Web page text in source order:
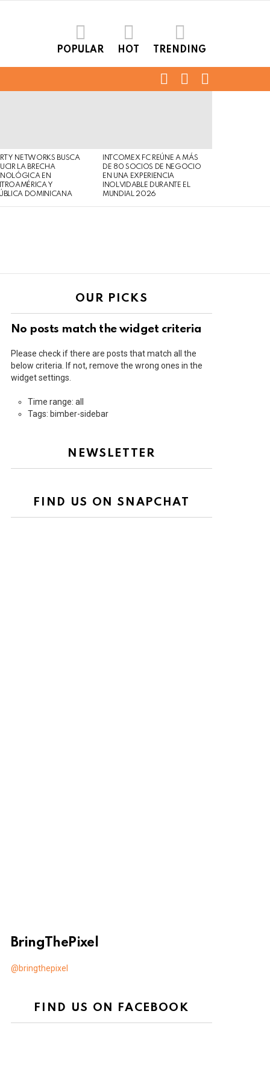
POPULAR HOT TRENDING
FOLLOWSEARCH
NETWORKS BUSCA
LA BRECHA
EN
Y
DOMINICANA
INTCOMEX FC REÚNE A MÁS
DE 80 SOCIOS DE NEGOCIO
EN UNA EXPERIENCIA
INOLVIDABLE DURANTE EL
MUNDIAL 2026
OUR PICKS
No posts match the widget criteria
Please check if there are posts that match all the
below criteria. If not, remove the wrong ones in the
widget settings.
Time range: all
Tags: bimber-sidebar
NEWSLETTER
FIND US ON SNAPCHAT
BringThePixel
@bringthepixel
FIND US ON FACEBOOK